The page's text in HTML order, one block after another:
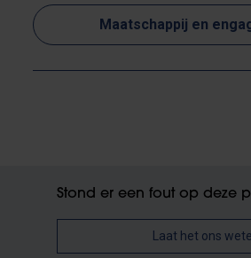
Maatschappij en
Stond er een fout op deze
Laat het ons